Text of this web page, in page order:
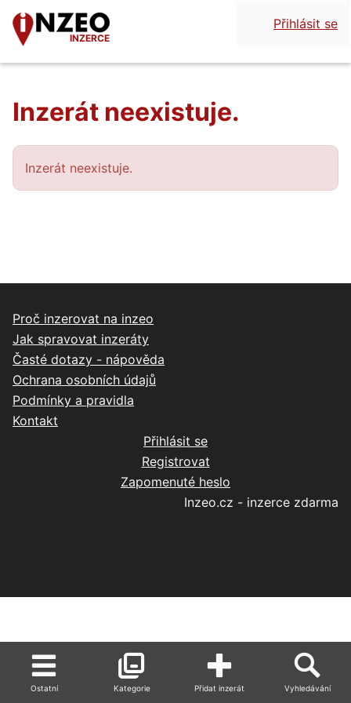
INZERCE
Přihlásit se
Inzerát neexistuje.
Inzerát neexistuje.
Kategorie
Ostatní Přidat inzerát Vyhledávání
Proč inzerovat na inzeo
Jak spravovat inzeráty
Časté dotazy - nápověda
Ochrana osobních údajů
Podmínky a pravidla
Kontakt
Přihlásit se
Registrovat
Zapomenuté heslo
Inzeo.cz - inzerce zdarma